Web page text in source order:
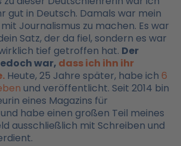
gut in Deutsch. Damals war mein
Journalismus zu machen. Es war
Satz, der da fiel, sondern es war
tief getroffen hat. Der
war, dass ich ihn ihr
Heute, 25 Jahre später, habe ich 6
und veröffentlicht. Seit 2014 bin
eines Magazins für
habe einen großen Teil meines
ausschließlich mit Schreiben und